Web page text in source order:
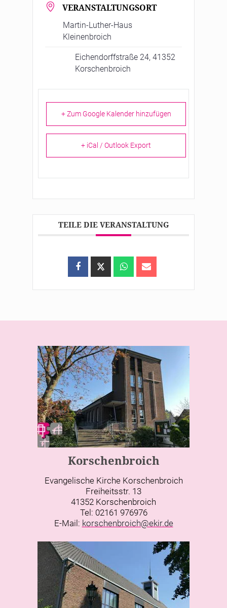
VERANSTALTUNGSORT
Martin-Luther-Haus
Kleinenbroich
Eichendorffstraße 24, 41352
Korschenbroich
+ Zum Google Kalender hinzufügen
+ iCal / Outlook Export
TEILE DIE VERANSTALTUNG
Korschenbroich
Evangelische Kirche Korschenbroich
Freiheitsstr. 13
41352 Korschenbroich
Tel: 02161 976976
E-Mail: korschenbroich@ekir.de